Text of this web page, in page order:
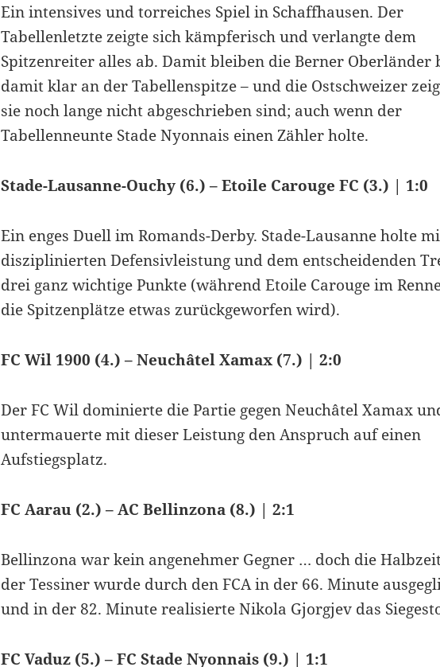
Ein intensives und torreiches Spiel in Schaffhausen. Der
Tabellenletzte zeigte sich kämpferisch und verlangte dem
Spitzenreiter alles ab. Damit bleiben die Berner Oberländer
damit klar an der Tabellenspitze – und die Ostschweizer
sie noch lange nicht abgeschrieben sind; auch wenn der
Tabellenneunte Stade Nyonnais einen Zähler holte.
Stade-Lausanne-Ouchy (6.) – Etoile Carouge FC (3.) | 1:0
Ein enges Duell im Romands-Derby. Stade-Lausanne holte
disziplinierten Defensivleistung und dem entscheidenden
drei ganz wichtige Punkte (während Etoile Carouge im
die Spitzenplätze etwas zurückgeworfen wird).
FC Wil 1900 (4.) – Neuchâtel Xamax (7.) | 2:0
Der FC Wil dominierte die Partie gegen Neuchâtel Xamax
untermauerte mit dieser Leistung den Anspruch auf einen
Aufstiegsplatz.
FC Aarau (2.) – AC Bellinzona (8.) | 2:1
Bellinzona war kein angenehmer Gegner … doch die
der Tessiner wurde durch den FCA in der 66. Minute
und in der 82. Minute realisierte Nikola Gjorgjev das
FC Vaduz (5.) – FC Stade Nyonnais (9.) | 1:1